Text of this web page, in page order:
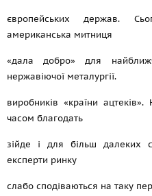
європейських держав.
американська митниця
«дала добро» для
нержавіючої металургії.
виробників «країни
часом благодать
зійде і для більш далеких
експерти ринку
слабо сподіваються на таку